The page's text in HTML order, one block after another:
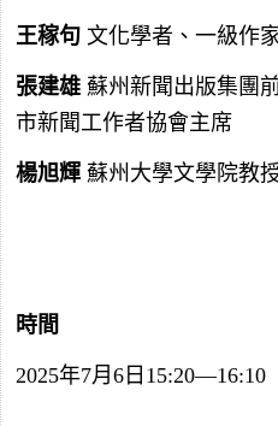
王稼句 文化學者、一級作
張建雄 蘇州新聞出版集團
市新聞工作者協會主席
楊旭輝 蘇州大學文學院教
時間
2025年7月6日15:20—16:10